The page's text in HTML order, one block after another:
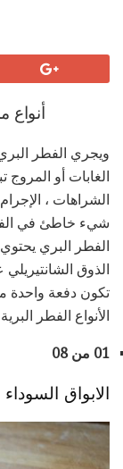
أنواع
ويجري الفطر
الغابات أو
الشراهات ،
شيء خاطئ في
الفطر البري
الذوق
تكون دفعة واحدة
الأنواع الفطر
01 من 08
الابواق السوداء